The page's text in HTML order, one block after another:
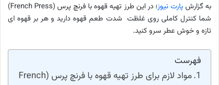
به گزارش پارت نیوز
؛ در این طرز تهیه قهوه با فرنچ پرس (French Press)
شما کنترل کاملی روی غلظت شدت طعم قهوه دارید و هر بر قهوه ای
تازه و خوش عطر سرو کنید.
فهرست
مواد لازم برای طرز تهیه قهوه با فرنچ پرس (French